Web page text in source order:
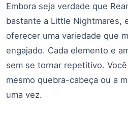
Embora seja verdade que
bastante a Little Nightmares,
oferecer uma variedade que
engajado. Cada elemento e
sem se tornar repetitivo.
mesmo quebra-cabeça ou a
uma vez.